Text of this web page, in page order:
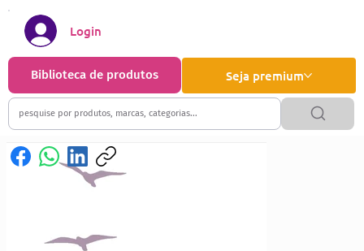
Seja premium
Biblioteca de produtos
Login